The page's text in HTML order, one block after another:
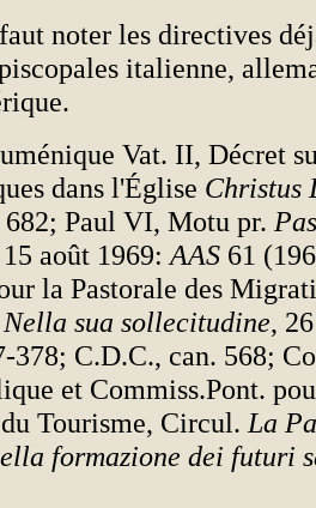
noter les directives
italienne,
Vat. II, Décret
dans l'Église Christus
682; Paul VI, Motu pr.
août 1969: AAS 61
la Pastorale des
Nella sua sollecitudine,
378; C.D.C., can. 568;
et Commiss.Pont.
Tourisme, Circul. La
formazione dei futuri